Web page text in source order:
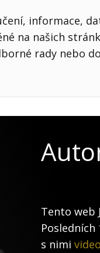
informace,
na našich
rady nebo
Tento web
s nimi